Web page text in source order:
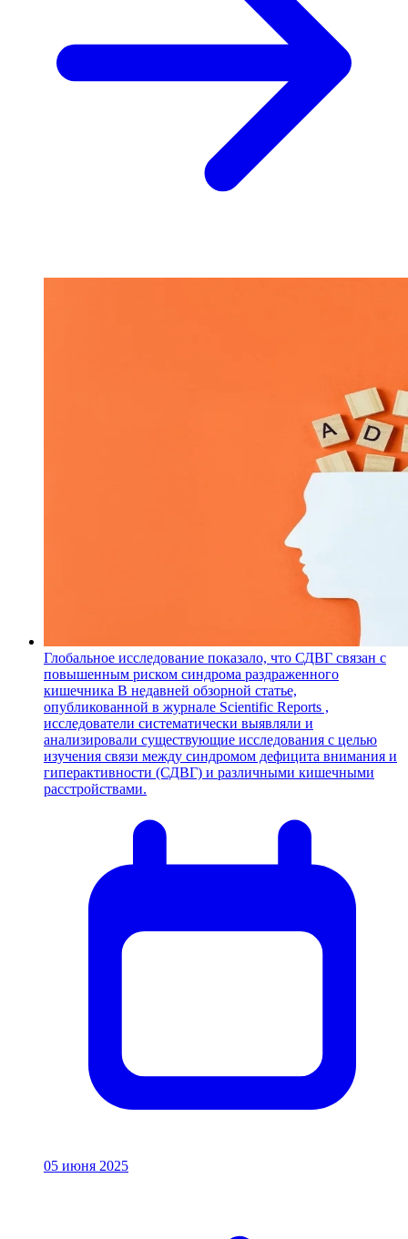
Глобальное исследование показало, что СДВГ связан с
повышенным риском синдрома раздраженного
кишечника В недавней обзорной статье,
опубликованной в журнале Scientific Reports ,
исследователи систематически выявляли и
анализировали существующие исследования с целью
изучения связи между синдромом дефицита внимания и
гиперактивности (СДВГ) и различными кишечными
расстройствами.
05 июня 2025